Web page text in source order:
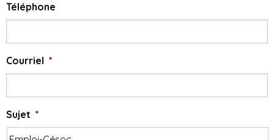
Téléphone
Courriel *
Sujet *